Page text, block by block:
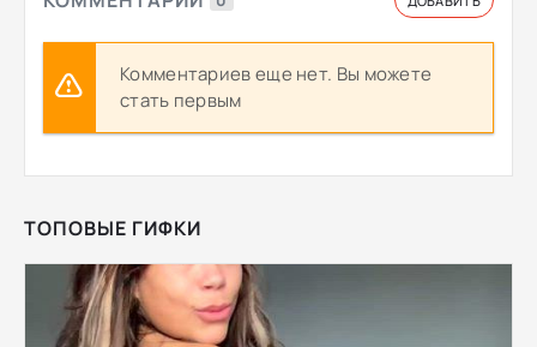
Комментариев еще нет. Вы можете
стать первым
ТОПОВЫЕ ГИФКИ